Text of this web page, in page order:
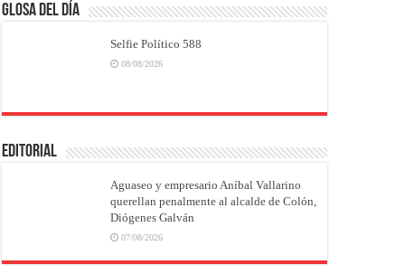
Glosa del Día
Selfie Político 588
08/08/2026
EDITORIAL
Aguaseo y empresario Aníbal Vallarino
querellan penalmente al alcalde de Colón,
Diógenes Galván
07/08/2026